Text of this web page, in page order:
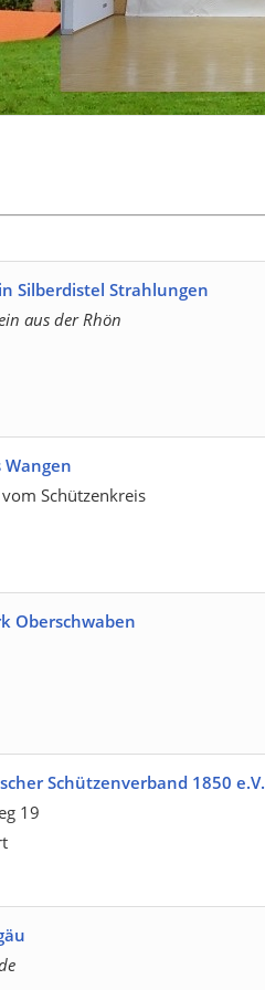
Silberdistel Strahlungen
aus der Rhön
Schützenkreis
Oberschwaben
Schützenverband 1850 e.V.
19